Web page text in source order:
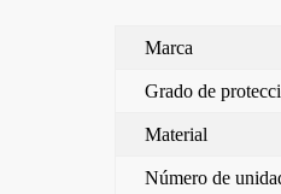
Marca
Grado de
Material
Número de